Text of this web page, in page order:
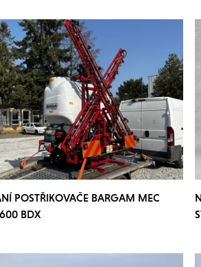
POSTŘIKOVAČE BARGAM MEC
BDX